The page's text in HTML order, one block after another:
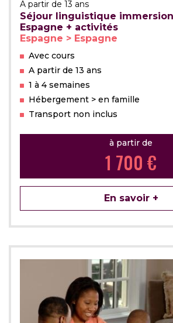
A partir de 13 ans
Séjour linguistique
Espagne + activités
Espagne > Espagne
Avec cours
A partir de 13 ans
1 à 4 semaines
Hébergement > en famille
Transport non inclus
à partir de
1 700 €
En savoir +